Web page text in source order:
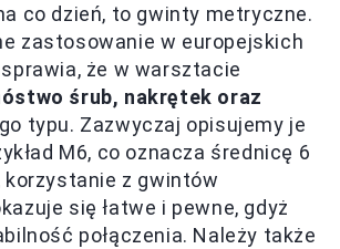
co dzień, to gwinty metryczne.
zastosowanie w europejskich
że w warsztacie
śrub, nakrętek oraz
typu. Zazwyczaj opisujemy je
M6, co oznacza średnicę 6
korzystanie z gwintów
się łatwe i pewne, gdyż
połączenia. Należy także